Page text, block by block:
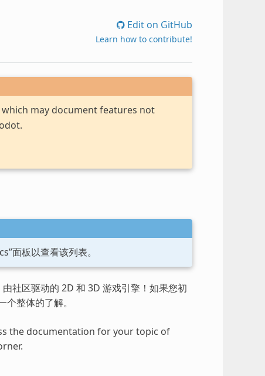
Edit on GitHub
Learn how to contribute!
may document features not
面板以查看该列表。
社区驱动的 2D 和 3D 游戏引擎！如果您初
整体的了解。
the documentation for your topic of